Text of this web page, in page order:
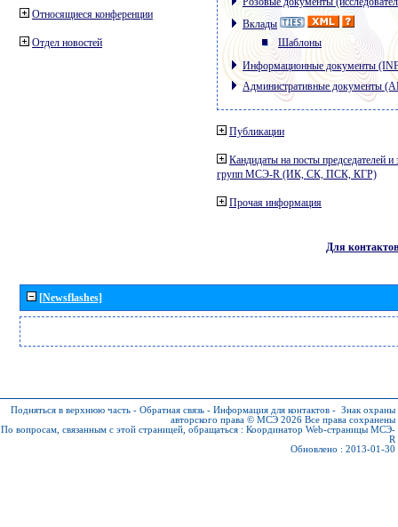
Относящиеся конференции
Отдел новостей
Вклады
Шаблоны
Информационные документы
Административные документы
Публикации
Кандидаты на посты председателей и
групп МСЭ-R (ИК, СК, ПСК, КГР)
Прочая информация
Для контактов
[Newsflashes]
Подняться в верхнюю часть - Обратная связь - Информация для контактов - Знак охраны
авторского права © МСЭ 2026 Все права сохранены
По вопросам, связанным с этой страницей, обращаться : Координатор Web-страницы МСЭ-
R
Обновлено : 2013-01-30